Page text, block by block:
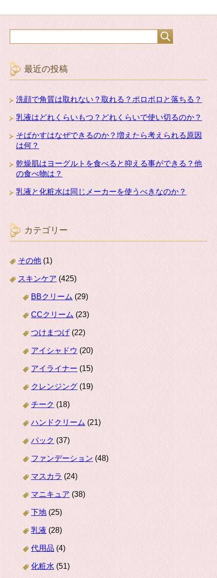
最近の投稿
洗顔で角質は取れない？取れる？ポロポロと落ちる？
乳液はどれくらいもつ？どれくらいで使い切るのか？
そばかすはなぜできるのか？増えたら考えられる原因
は何？
乾燥肌はヨーグルトを食べると抑える事ができる？他
の食べ物は？
乳液と化粧水は同じメーカーを使うべきなのか？
カテゴリー
その他 (1)
スキンケア (425)
BBクリーム (29)
CCクリーム (23)
つけまつげ (22)
アイシャドウ (20)
アイライナー (15)
クレンジング (19)
チーク (18)
ハンドクリーム (21)
パック (37)
ファンデーション (48)
マスカラ (24)
マニキュア (38)
下地 (25)
乳液 (28)
代用品 (4)
化粧水 (51)